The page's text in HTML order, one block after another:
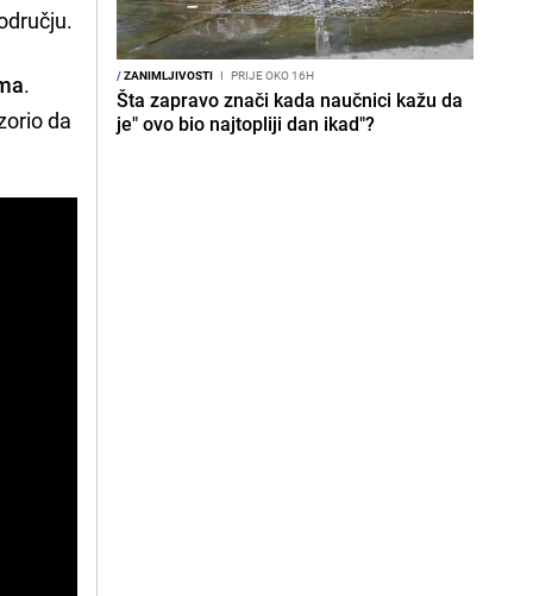
.
da
/ZANIMLJIVOSTI I PRIJE OKO 16H
Šta zapravo znači kada naučnici kažu da
je" ovo bio najtopliji dan ikad"?